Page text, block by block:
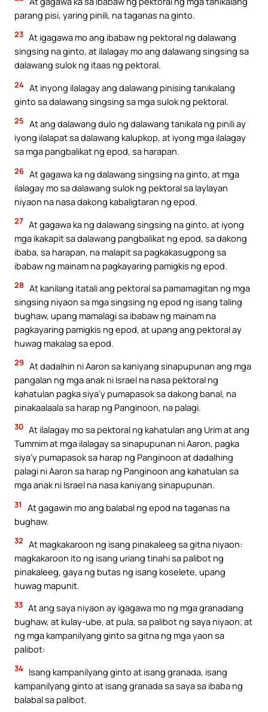
parang pisi, yaring pinili, na taganas na ginto.
23 At igagawa mo ang ibabaw ng pektoral ng dalawang
singsing na ginto, at ilalagay mo ang dalawang singsing sa
dalawang sulok ng itaas ng pektoral.
24 At inyong ilalagay ang dalawang pinising tanikalang
ginto sa dalawang singsing sa mga sulok ng pektoral.
25 At ang dalawang dulo ng dalawang tanikala ng pinili ay
iyong ilalapat sa dalawang kalupkop, at iyong mga ilalagay
sa mga pangbalikat ng epod, sa harapan.
26 At gagawa ka ng dalawang singsing na ginto, at mga
ilalagay mo sa dalawang sulok ng pektoral sa laylayan
niyaon na nasa dakong kabaligtaran ng epod.
27 At gagawa ka ng dalawang singsing na ginto, at iyong
mga ikakapit sa dalawang pangbalikat ng epod, sa dakong
ibaba, sa harapan, na malapit sa pagkakasugpong sa
ibabaw ng mainam na pagkayaring pamigkis ng epod.
28 At kanilang itatali ang pektoral sa pamamagitan ng mga
singsing niyaon sa mga singsing ng epod ng isang taling
bughaw, upang mamalagi sa ibabaw ng mainam na
pagkayaring pamigkis ng epod, at upang ang pektoral ay
huwag makalag sa epod.
29 At dadalhin ni Aaron sa kaniyang sinapupunan ang mga
pangalan ng mga anak ni Israel na nasa pektoral ng
kahatulan pagka siya’y pumapasok sa dakong banal, na
pinakaalaala sa harap ng Panginoon, na palagi.
30 At ilalagay mo sa pektoral ng kahatulan ang Urim at ang
Tummim at mga ilalagay sa sinapupunan ni Aaron, pagka
siya’y pumapasok sa harap ng Panginoon at dadalhing
palagi ni Aaron sa harap ng Panginoon ang kahatulan sa
mga anak ni Israel na nasa kaniyang sinapupunan.
31
At gagawin mo ang balabal ng epod na taganas na
bughaw.
32 At magkakaroon ng isang pinakaleeg sa gitna niyaon:
magkakaroon ito ng isang uriang tinahi sa palibot ng
pinakaleeg, gaya ng butas ng isang koselete, upang
huwag mapunit.
33 At ang saya niyaon ay igagawa mo ng mga granadang
bughaw, at kulay-ube, at pula, sa palibot ng saya niyaon; at
ng mga kampanilyang ginto sa gitna ng mga yaon sa
palibot:
34 Isang kampanilyang ginto at isang granada, isang
kampanilyang ginto at isang granada sa saya sa ibaba ng
balabal sa palibot.